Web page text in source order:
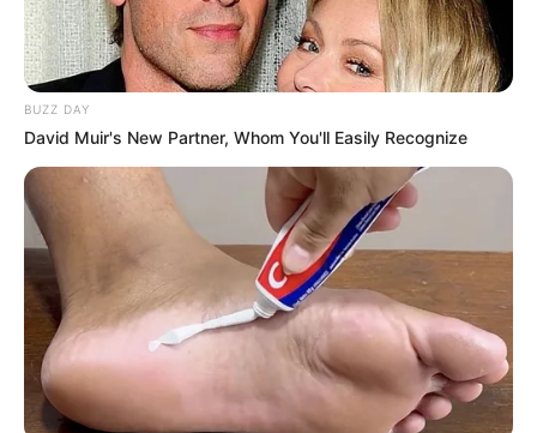
BUZZ DAY
David Muir's New Partner, Whom You'll Easily Recognize